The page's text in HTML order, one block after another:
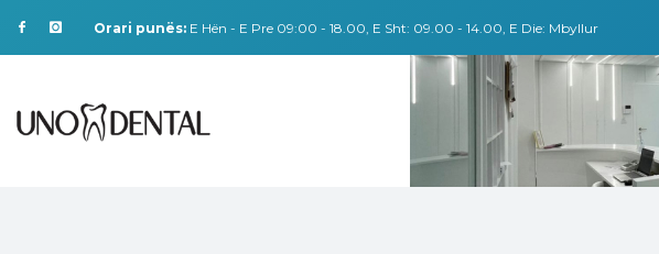
Orari punës: E Hën - E Pre 09:00 - 18.00, E Sht: 09.00 - 14.00, E Die: Mbyllur